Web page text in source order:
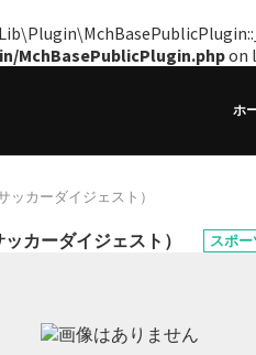
MchBasePublicPlugin.phpon
ホ
ッカーダイジェスト）
カーダイジェスト） スポー